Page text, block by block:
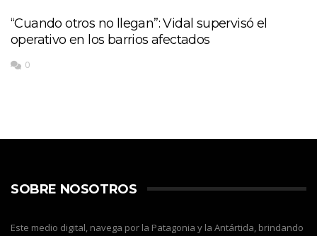
“Cuando otros no llegan”: Vidal supervisó el
operativo en los barrios afectados
0
SOBRE NOSOTROS
Este medio digital, navega por la Patagonia y la Antártida, brindando